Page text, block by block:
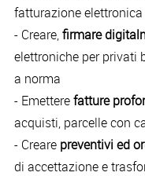
fatturazione elettronica
- Creare,firmare
elettroniche per privati
a norma
- Emetterefatture
acquisti, parcelle con
- Creare preventivi ed
di accettazione e